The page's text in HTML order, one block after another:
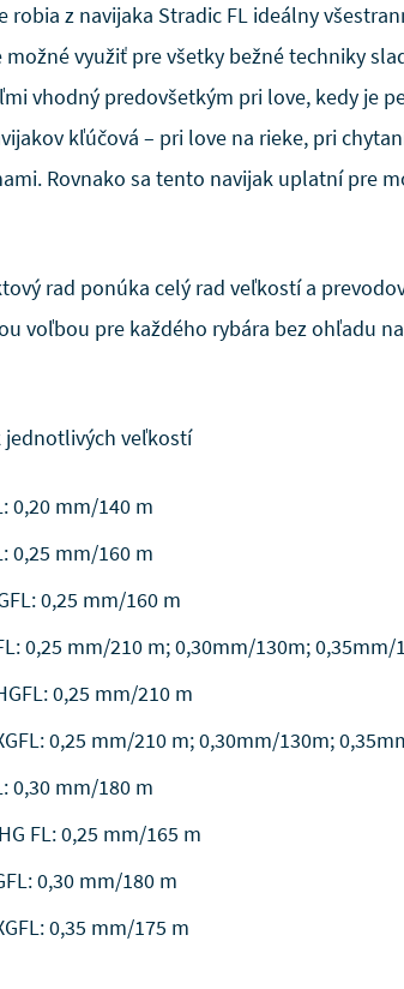
robia z navijaka Stradic FL ideálny
možné využiť pre všetky bežné techniky
vhodný predovšetkým pri love, kedy je
kľúčová – pri love na rieke, pri
Rovnako sa tento navijak uplatní pre
rad ponúka celý rad veľkostí a
voľbou pre každého rybára bez ohľadu
jednotlivých veľkostí
0,20 mm/140 m
0,25 mm/160 m
0,25 mm/160 m
0,25 mm/210 m; 0,30mm/130m; 0,35mm/
0,25 mm/210 m
0,25 mm/210 m; 0,30mm/130m;
0,30 mm/180 m
FL: 0,25 mm/165 m
0,30 mm/180 m
0,35 mm/175 m